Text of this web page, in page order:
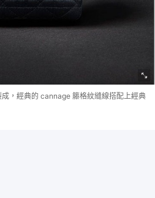
，經典的 cannage 籐格紋縫線搭配上經典